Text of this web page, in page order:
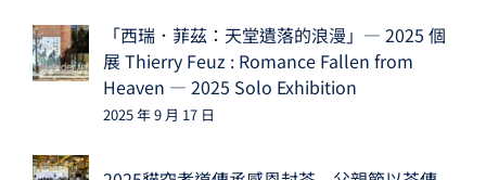
「西瑞．菲茲：天堂遺落的浪漫」— 2025 個
展 Thierry Feuz : Romance Fallen from
Heaven — 2025 Solo Exhibition
2025 年 9 月 17 日